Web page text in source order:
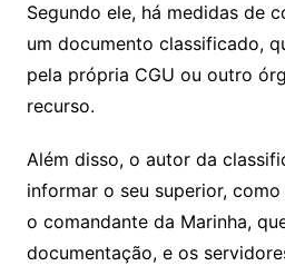
Segundo ele, há medidas de
um documento classificado,
pela própria CGU ou outro
recurso.
Além disso, o autor da
informar o seu superior,
o comandante da Marinha,
documentação, e os